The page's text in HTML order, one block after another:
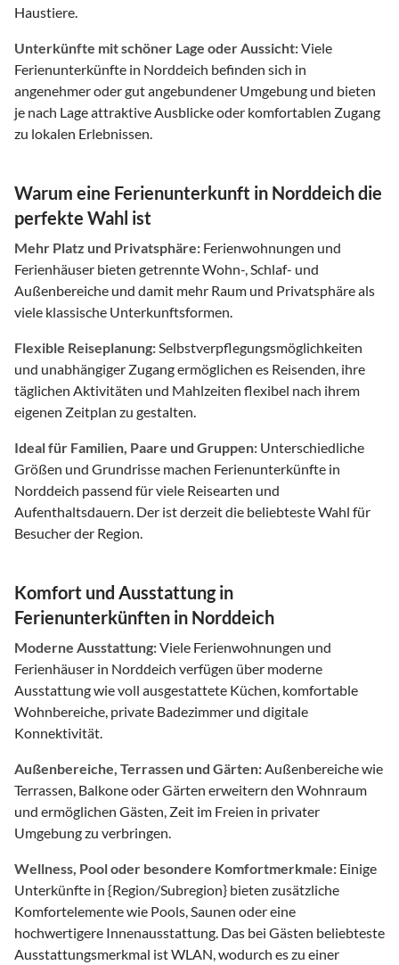
Haustiere.
Unterkünfte mit schöner Lage oder Aussicht:Viele
Ferienunterkünfte in Norddeich befinden sich in
angenehmer oder gut angebundener Umgebung und bieten
je nach Lage attraktive Ausblicke oder komfortablen Zugang
zu lokalen Erlebnissen.
Warum eine Ferienunterkunft in Norddeich die
perfekte Wahl ist
Mehr Platz und Privatsphäre: Ferienwohnungen und
Ferienhäuser bieten getrennte Wohn-, Schlaf- und
Außenbereiche und damit mehr Raum und Privatsphäre als
viele klassische Unterkunftsformen.
Flexible Reiseplanung: Selbstverpflegungsmöglichkeiten
und unabhängiger Zugang ermöglichen es Reisenden, ihre
täglichen Aktivitäten und Mahlzeiten flexibel nach ihrem
eigenen Zeitplan zu gestalten.
Ideal für Familien, Paare und Gruppen: Unterschiedliche
Größen und Grundrisse machen Ferienunterkünfte in
Norddeich passend für viele Reisearten und
Aufenthaltsdauern. Der ist derzeit die beliebteste Wahl für
Besucher der Region.
Komfort und Ausstattung in
Ferienunterkünften in Norddeich
Moderne Ausstattung:Viele Ferienwohnungen und
Ferienhäuser in Norddeich verfügen über moderne
Ausstattung wie voll ausgestattete Küchen, komfortable
Wohnbereiche, private Badezimmer und digitale
Konnektivität.
Außenbereiche, Terrassen und Gärten: Außenbereiche wie
Terrassen, Balkone oder Gärten erweitern den Wohnraum
und ermöglichen Gästen, Zeit im Freien in privater
Umgebung zu verbringen.
Wellness, Pool oder besondere Komfortmerkmale: Einige
Unterkünfte in {Region/Subregion} bieten zusätzliche
Komfortelemente wie Pools, Saunen oder eine
hochwertigere Innenausstattung. Das bei Gästen beliebteste
Ausstattungsmerkmal ist WLAN, wodurch es zu einer